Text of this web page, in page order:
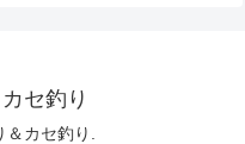
セ釣り
カセ釣り.